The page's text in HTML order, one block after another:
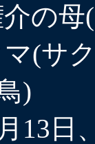
の
マ(サ
)
13日